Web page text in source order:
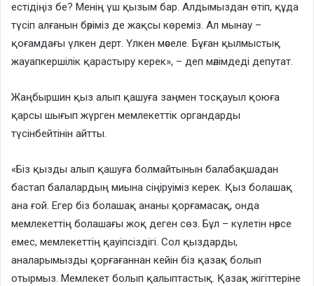
естідіңіз бе? Менің үш қызым бар. Алдымыздан өтіп, құда
түсіп алғанын бәріміз де жақсы көреміз. Ал мынау –
қоғамдағы үлкен дерт. Үлкен мәселе. Бұған қылмыстық
жауапкершілік қарастыру керек», – деп мәлімдеді депутат.
Жаңбыршин қыз алып қашуға заңмен тосқауыл қоюға
қарсы шығып жүрген мемлекеттік органдарды
түсінбейтінін айтты.
«Біз қызды алып қашуға болмайтынын балабақшадан
бастап балалардың миына сіңіруіміз керек. Қыз болашақ
ана ғой. Егер біз болашақ ананы қорғамасақ, онда
мемлекеттің болашағы жоқ деген сөз. Бұл – күлетін нәрсе
емес, мемлекеттің қауіпсіздігі. Сол қыздарды,
аналарымызды қорғағаннан кейін біз қазақ болып
отырмыз. Мемлекет болып қалыптастық. Қазақ жігіттеріне